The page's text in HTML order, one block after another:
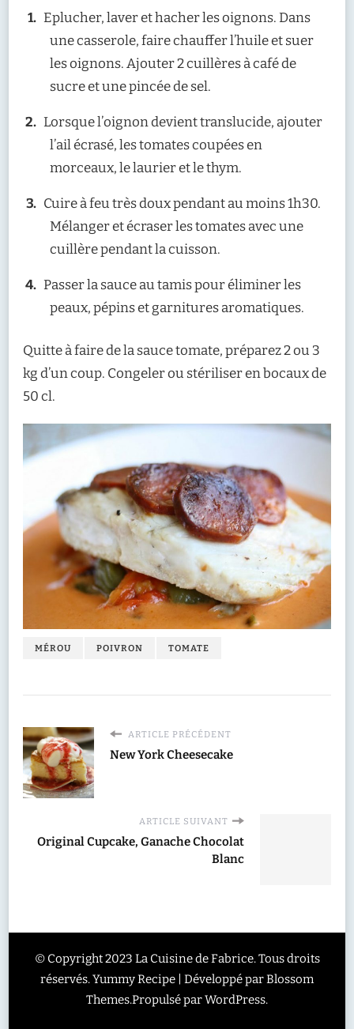
Eplucher, laver et hacher les oignons. Dans
une casserole, faire chauffer l’huile et suer
les oignons. Ajouter 2 cuillères à café de
sucre et une pincée de sel.
Lorsque l’oignon devient translucide, ajouter
l’ail écrasé, les tomates coupées en
morceaux, le laurier et le thym.
Cuire à feu très doux pendant au moins 1h30.
Mélanger et écraser les tomates avec une
cuillère pendant la cuisson.
Passer la sauce au tamis pour éliminer les
peaux, pépins et garnitures aromatiques.
Quitte à faire de la sauce tomate, préparez 2 ou 3
kg d’un coup. Congeler ou stériliser en bocaux de
50 cl.
MÉROU POIVRON TOMATE
ARTICLE PRÉCÉDENT
New York Cheesecake
ARTICLE SUIVANT
Original Cupcake, Ganache Chocolat
Blanc
© Copyright 2023 La Cuisine de Fabrice. Tous droits
réservés.Yummy Recipe | Développé parBlossom
Themes.Propulsé parWordPress.